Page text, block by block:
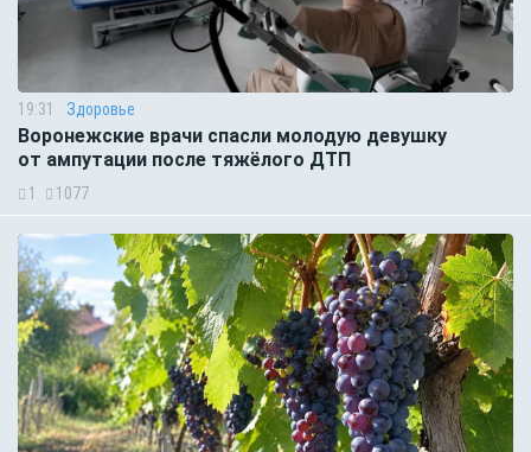
19:31 Здоровье
Воронежские врачи спасли молодую девушку
от ампутации после тяжёлого ДТП
1 1077